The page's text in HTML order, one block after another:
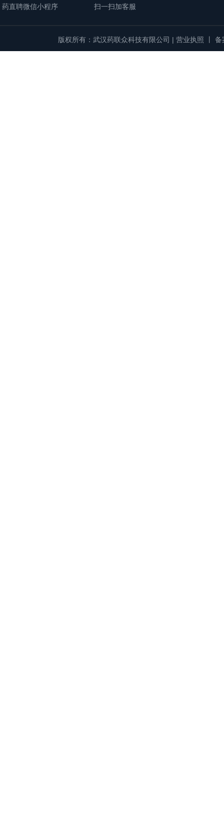
药直聘微信小程序 扫一扫加客服
版权所有：武汉药联众科技有限公司 | 营业执照 丨 备